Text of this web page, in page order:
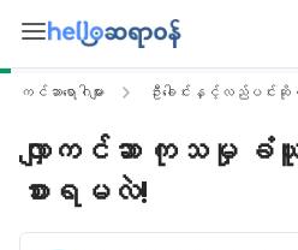
ကင်ဆာရောဂါများ ဦးခေါင်းနှင့်လည်ပင်းဆိုင်
လျှာကင်ဆာ ကုသမှု ခံယူ
စားရမလဲ!